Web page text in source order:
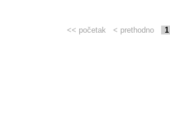
<< početak < prethodno 1